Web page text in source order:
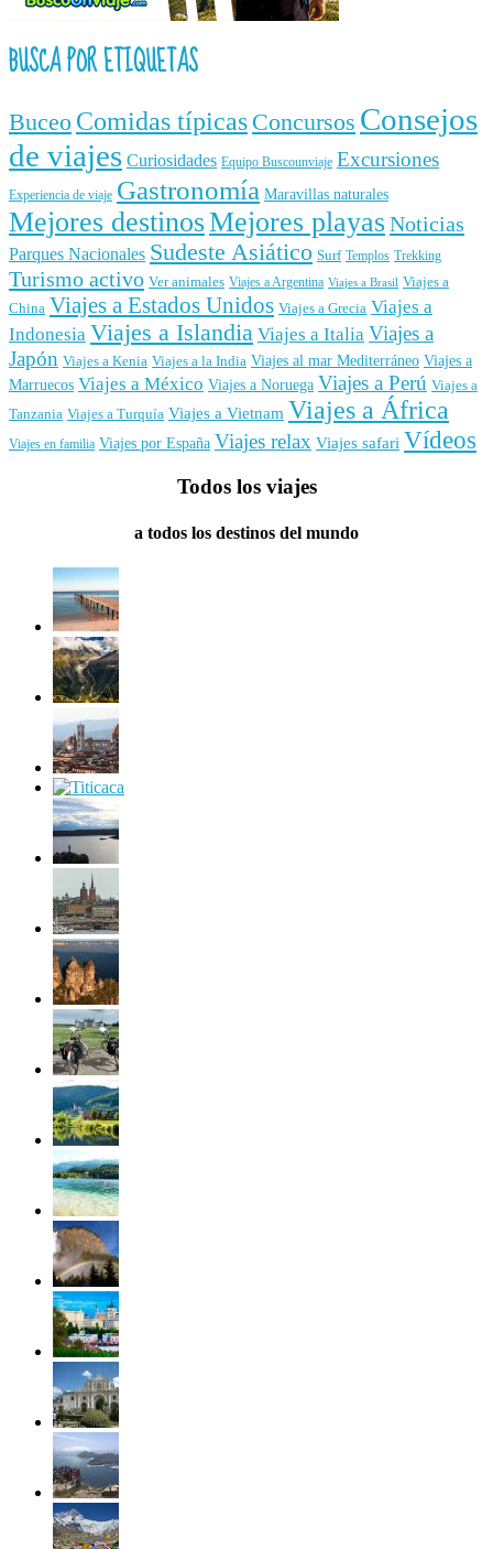
BUSCA POR ETIQUETAS
Buceo Comidas típicas Concursos Consejos
de viajes Curiosidades Equipo Buscounviaje Excursiones
Experiencia de viaje Gastronomía Maravillas naturales
Mejores destinosMejores playasNoticias
Parques Nacionales Sudeste Asiático Surf Templos Trekking
Turismo activo Ver animales Viajes a Argentina Viajes a Brasil Viajes a
China Viajes a Estados Unidos Viajes a Grecia Viajes a
Indonesia Viajes a Islandia Viajes a Italia Viajes a
Japón Viajes a Kenia Viajes a la India Viajes al mar Mediterráneo Viajes a
Marruecos Viajes a México Viajes a Noruega Viajes a Perú Viajes a
Tanzania Viajes a Turquía Viajes a Vietnam Viajes a África
Viajes en familia Viajes por España Viajes relax Viajes safari Vídeos
Todos los viajes
a todos los destinos del mundo